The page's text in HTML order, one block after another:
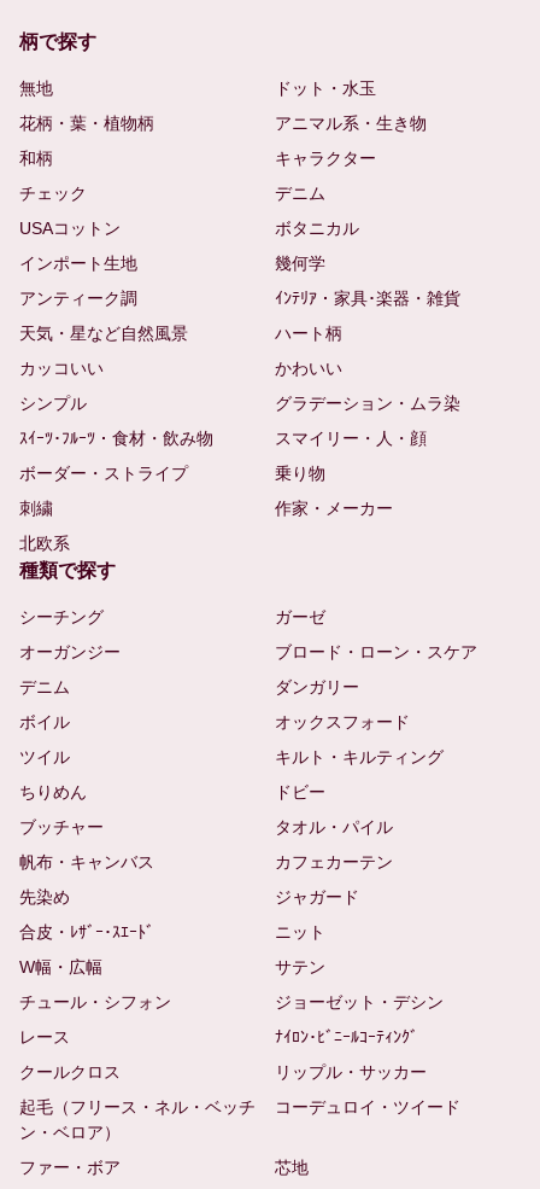
柄で探す
無地
ドット・水玉
花柄・葉・植物柄
アニマル系・生き物
和柄
キャラクター
チェック
デニム
USAコットン
ボタニカル
インポート生地
幾何学
アンティーク調
ｲﾝﾃﾘｱ・家具･楽器・雑貨
天気・星など自然風景
ハート柄
カッコいい
かわいい
シンプル
グラデーション・ムラ染
ｽｲｰﾂ･ﾌﾙｰﾂ・食材・飲み物
スマイリー・人・顔
ボーダー・ストライプ
乗り物
刺繍
作家・メーカー
北欧系
種類で探す
シーチング
ガーゼ
オーガンジー
ブロード・ローン・スケア
デニム
ダンガリー
ボイル
オックスフォード
ツイル
キルト・キルティング
ちりめん
ドビー
ブッチャー
タオル・パイル
帆布・キャンバス
カフェカーテン
先染め
ジャガード
合皮・ﾚｻﾞｰ･ｽｴｰﾄﾞ
ニット
W幅・広幅
サテン
チュール・シフォン
ジョーゼット・デシン
レース
ﾅｲﾛﾝ･ﾋﾞﾆｰﾙｺｰﾃｨﾝｸﾞ
クールクロス
リップル・サッカー
起毛（フリース・ネル・ベッチ
ン・ベロア）
コーデュロイ・ツイード
ファー・ボア
芯地